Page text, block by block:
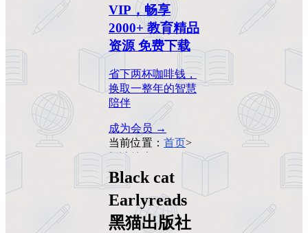
VIP，畅享
2000+ 教育精品
资源 免费下载
省下两杯咖啡钱，
换取一整年的智慧
陪伴
成为会员 →
当前位置： 首页>
阅读绘本
Black cat
Earlyreads 黑猫出
版社初级中级高级
1-6级共64册
（PDF+MP3）
Black cat
Earlyreads
黑猫出版社